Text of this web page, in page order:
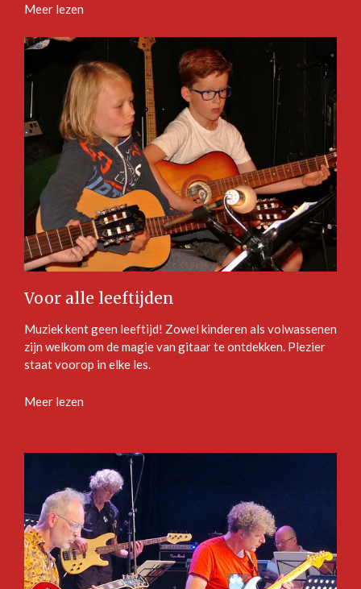
Meer lezen
Voor alle leeftijden
Muziek kent geen leeftijd! Zowel kinderen als volwassenen
zijn welkom om de magie van gitaar te ontdekken. Plezier
staat voorop in elke les.
Meer lezen